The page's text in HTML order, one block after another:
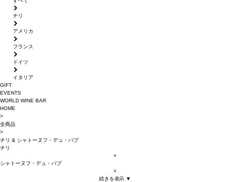
チリ
アメリカ
フランス
ドイツ
イタリア
GIFT
EVENTS
WORLD WINE BAR
HOME
>
全商品
>
チリ & シャトーヌフ・デュ・パプ
チリ
×
シャトーヌフ・デュ・パプ
×
続きを表示 ▼